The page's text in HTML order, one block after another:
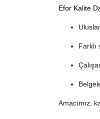
Efor Kalite
Amacımız,